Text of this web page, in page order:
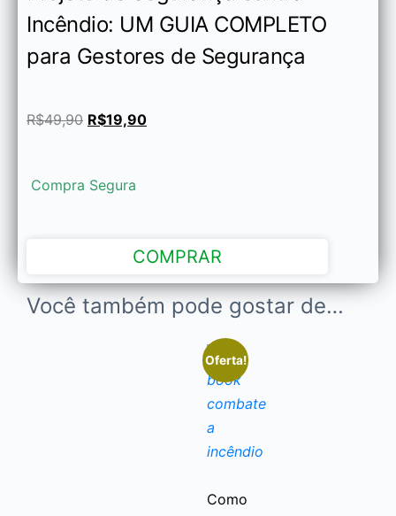
Incêndio: UM GUIA COMPLETO
para Gestores de Segurança
R$49,90 R$19,90
Compra Segura
COMPRAR
Você também pode gostar de…
Oferta!
Como